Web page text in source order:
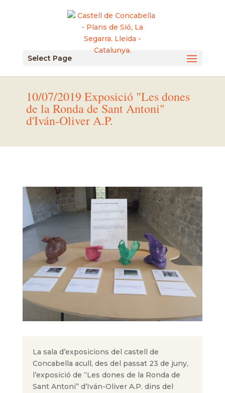
Select Page
10/07/2019 Exposició "Les dones
de la Ronda de Sant Antoni"
d'Iván-Oliver A.P.
La sala d’exposicions del castell de
Concabella acull, des del passat 23 de juny,
l’exposició de “Les dones de la Ronda de
Sant Antoni” d’Iván-Oliver A.P. dins del